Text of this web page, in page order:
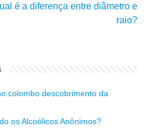
é a diferença entre diâmetro e
raio?
colombo descobrimento da
os Alcoólicos Anônimos?